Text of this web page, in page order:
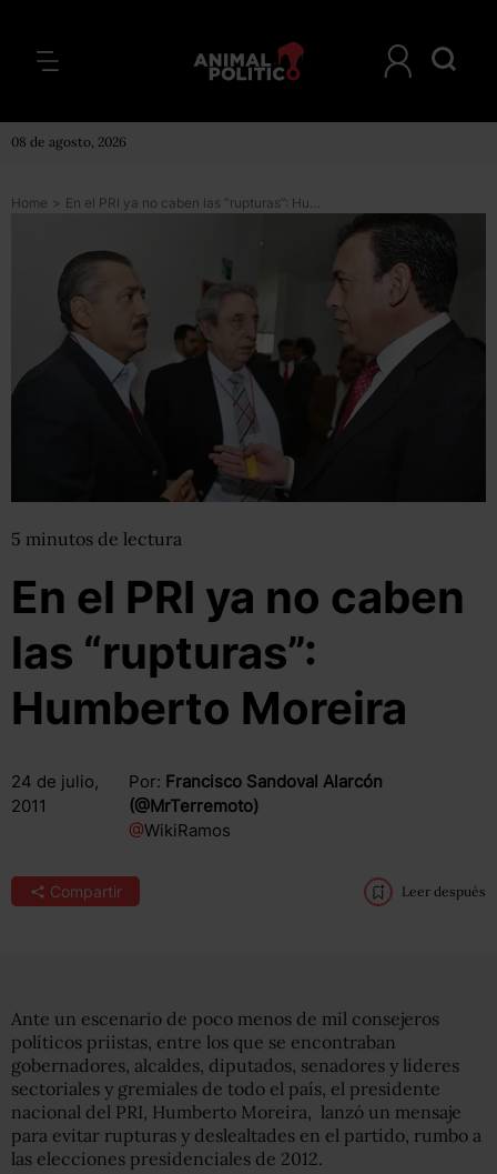
08 de agosto, 2026
Home > En el PRI ya no caben las “rupturas”: Humberto Moreira
5 minutos de lectura
En el PRI ya no caben
las “rupturas”:
Humberto Moreira
24 de julio,
2011
Por: Francisco Sandoval Alarcón
(@MrTerremoto)
@WikiRamos
Compartir Leer después
Ante un escenario de poco menos de mil consejeros
políticos priistas, entre los que se encontraban
gobernadores, alcaldes, diputados, senadores y líderes
sectoriales y gremiales de todo el país, el presidente
nacional del PRI, Humberto Moreira, lanzó un mensaje
para evitar rupturas y deslealtades en el partido, rumbo a
las elecciones presidenciales de 2012.